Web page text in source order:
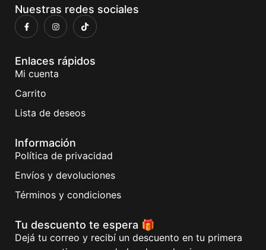
Nuestras redes sociales
Enlaces rápidos
Mi cuenta
Carrito
Lista de deseos
Información
Política de privacidad
Envíos y devoluciones
Términos y condiciones
Tu descuento te espera 🎁
Dejá tu correo y recibí un descuento en tu primera